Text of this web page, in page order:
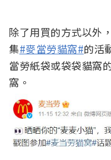
除了用買的方式以外
集#麥當勞貓窩#的活
當勞紙袋或袋袋貓窩
窩。